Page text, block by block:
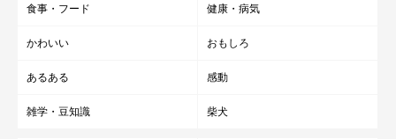
食事・フード 健康・病気
かわいい おもしろ
あるある 感動
雑学・豆知識 柴犬